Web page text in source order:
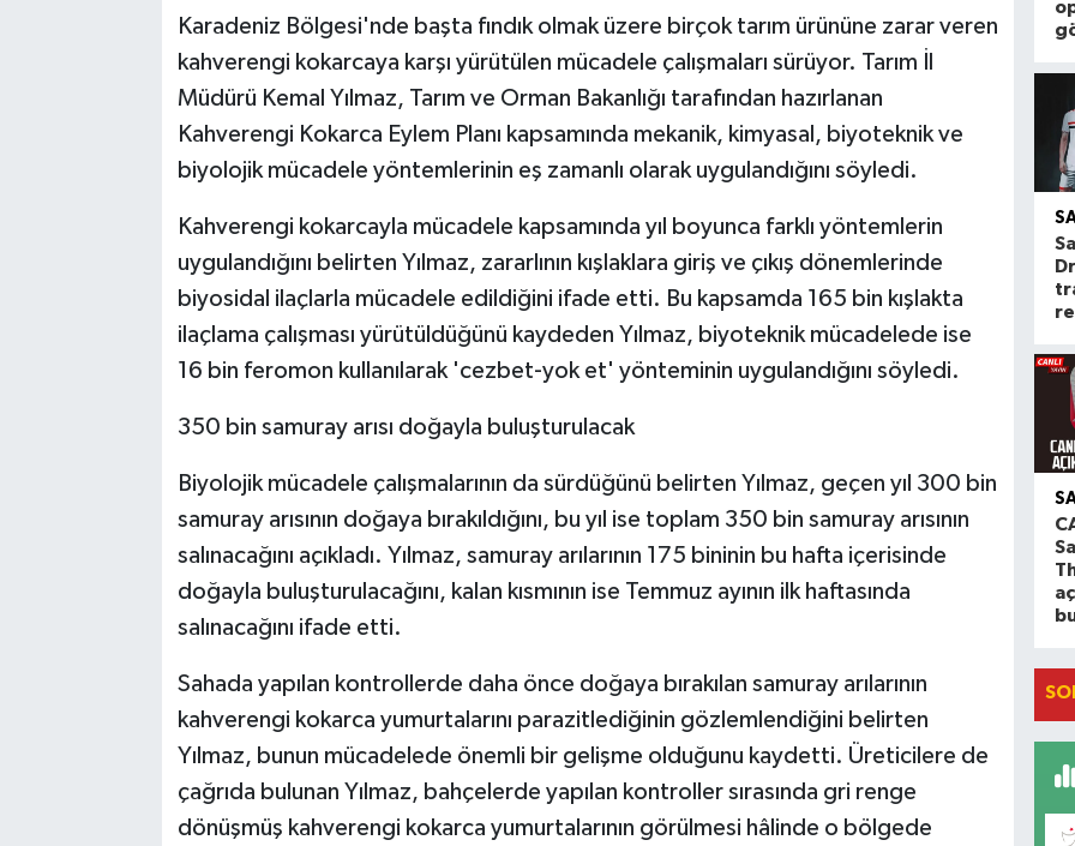
Karadeniz Bölgesi'nde başta fındık olmak üzere birçok tarım ürününe zarar veren
kahverengi kokarcaya karşı yürütülen mücadele çalışmaları sürüyor. Tarım İl
Müdürü Kemal Yılmaz, Tarım ve Orman Bakanlığı tarafından hazırlanan
Kahverengi Kokarca Eylem Planı kapsamında mekanik, kimyasal, biyoteknik ve
biyolojik mücadele yöntemlerinin eş zamanlı olarak uygulandığını söyledi.
Kahverengi kokarcayla mücadele kapsamında yıl boyunca farklı yöntemlerin
uygulandığını belirten Yılmaz, zararlının kışlaklara giriş ve çıkış dönemlerinde
biyosidal ilaçlarla mücadele edildiğini ifade etti. Bu kapsamda 165 bin kışlakta
ilaçlama çalışması yürütüldüğünü kaydeden Yılmaz, biyoteknik mücadelede ise
16 bin feromon kullanılarak 'cezbet-yok et' yönteminin uygulandığını söyledi.
350 bin samuray arısı doğayla buluşturulacak
Biyolojik mücadele çalışmalarının da sürdüğünü belirten Yılmaz, geçen yıl 300 bin
samuray arısının doğaya bırakıldığını, bu yıl ise toplam 350 bin samuray arısının
salınacağını açıkladı. Yılmaz, samuray arılarının 175 bininin bu hafta içerisinde
doğayla buluşturulacağını, kalan kısmının ise Temmuz ayının ilk haftasında
salınacağını ifade etti.
Sahada yapılan kontrollerde daha önce doğaya bırakılan samuray arılarının
kahverengi kokarca yumurtalarını parazitlediğinin gözlemlendiğini belirten
Yılmaz, bunun mücadelede önemli bir gelişme olduğunu kaydetti. Üreticilere de
çağrıda bulunan Yılmaz, bahçelerde yapılan kontroller sırasında gri renge
dönüşmüş kahverengi kokarca yumurtalarının görülmesi hâlinde o bölgede